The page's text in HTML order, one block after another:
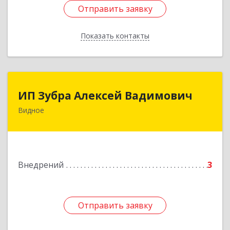
Отправить заявку
Показать контакты
Отправить заявку
Назад
ИП Зубра Алексей Вадимович
Видное
Внедрений 3
Отправить заявку
ИП Зубра Алексей Вадимович
Отправить заявку